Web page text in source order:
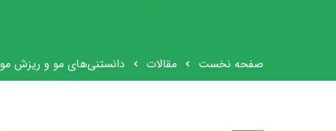
صفحه نخست مقالات دانستنی‌های مو و ریزش مو